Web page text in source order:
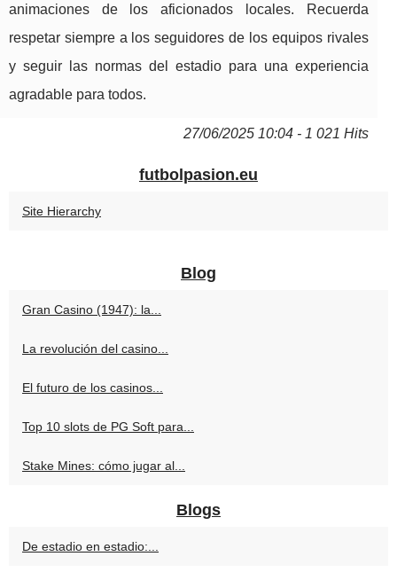
animaciones de los aficionados locales. Recuerda
respetar siempre a los seguidores de los equipos rivales
y seguir las normas del estadio para una experiencia
agradable para todos.
27/06/2025 10:04 - 1 021 Hits
futbolpasion.eu
Site Hierarchy
Blog
Gran Casino (1947): la...
La revolución del casino...
El futuro de los casinos...
Top 10 slots de PG Soft para...
Stake Mines: cómo jugar al...
Blogs
De estadio en estadio:...